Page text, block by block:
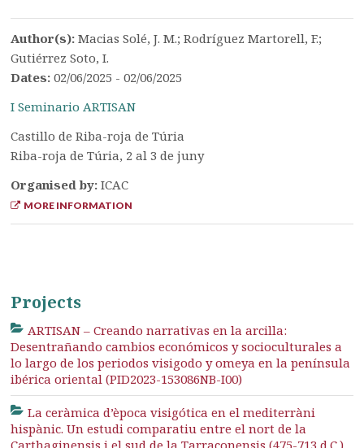
Author(s):Macias Solé, J. M.; Rodríguez Martorell, F.;
Gutiérrez Soto, I.
Dates:02/06/2025 - 02/06/2025
I Seminario ARTISAN
Castillo de Riba-roja de Túria
Riba-roja de Túria, 2 al 3 de juny
Organised by:ICAC
MORE INFORMATION
Projects
ARTISAN – Creando narrativas en la arcilla:
Desentrañando cambios económicos y socioculturales a
lo largo de los periodos visigodo y omeya en la península
ibérica oriental (PID2023-153086NB-I00)
La ceràmica d’època visigótica en el mediterràni
hispànic. Un estudi comparatiu entre el nort de la
Carthaginensis i el sud de la Tarraconensis (475-713 d.C.)